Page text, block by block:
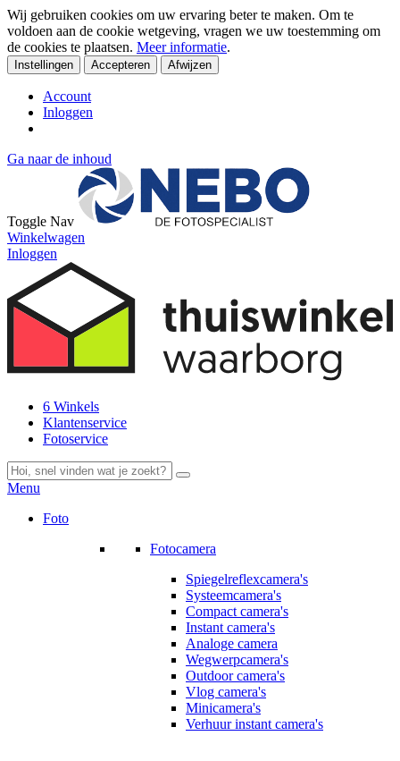
Wij gebruiken cookies om uw ervaring beter te maken. Om te
voldoen aan de cookie wetgeving, vragen we uw toestemming om
de cookies te plaatsen. Meer informatie.
Instellingen Accepteren Afwijzen
Account
Inloggen
Ga naar de inhoud
Toggle Nav
Winkelwagen
Inloggen
6 Winkels
Klantenservice
Fotoservice
Menu
Foto
Fotocamera
Spiegelreflexcamera's
Systeemcamera's
Compact camera's
Instant camera's
Analoge camera
Wegwerpcamera's
Outdoor camera's
Vlog camera's
Minicamera's
Verhuur instant camera's